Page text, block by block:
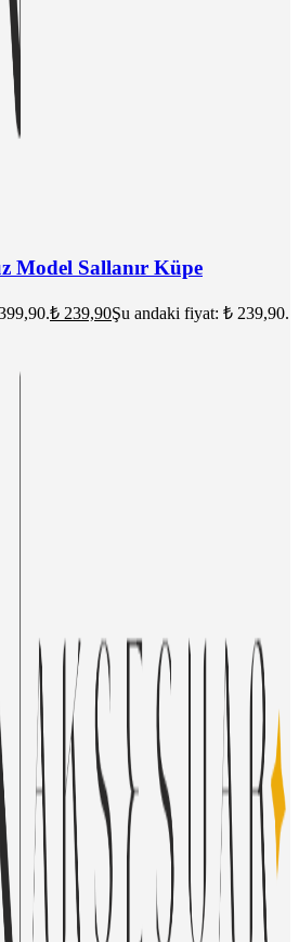
Model Sallanır Küpe
₺ 239,90Şu andaki fiyat: ₺ 239,90.